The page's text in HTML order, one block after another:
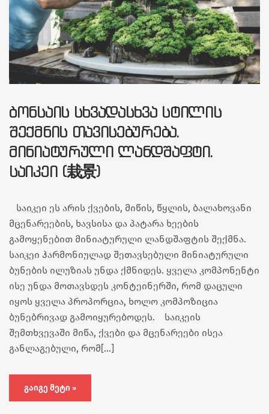
ᲑᲝᲜᲡᲐᲘᲡ ᲡᲮᲕᲐᲓᲐᲡᲮᲕᲐ ᲡᲢᲘᲚᲘᲡ
ᲨᲔᲥᲛᲜᲘᲡ ᲗᲐᲕᲘᲡᲔᲑᲣᲠᲔᲑᲐ.
ᲛᲘᲜᲘᲐᲢᲣᲠᲣᲚᲘ ᲚᲐᲜᲓᲨᲐᲤᲢᲘ.
ᲡᲐᲘᲙᲔᲘ (栽景)
საიკეი ეს არის ქვების, მიწის, წყლის, ბალახოვანი
მცენარეების, ხავსისა და პატარა ხეების
გამოყენებით მინიატურული ლანდშაფტის შექმნა.
საიკეი ჰარმონიულად შეთავსებული მინიატურული
ბუნების ილუზიას უნდა ქმნიდეს. ყველა კომპონენტი
ისე უნდა მოთავსდეს კონტეინერში, რომ დაცული
იყოს ყველა პროპორცია, ხოლო კომპოზიცია
ბუნებრივად გამოიყურებოდეს. საიკეის
შემთხვევაში მიწა, ქვები და მცენარეები ისეა
განლაგებული, რომ[…]
ᲒᲐᲘᲒᲔ ᲛᲔᲢᲘ »